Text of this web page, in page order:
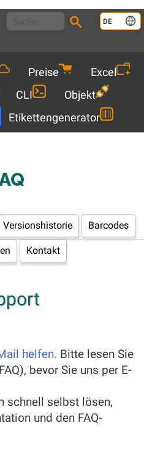
DE
Preise
Excel
CLI
Objekt
Etikettengenerator
Versionshistorie Barcodes
Kontakt
helfen. Bitte lesen Sie
bevor Sie uns per E-
schnell selbst lösen,
und den FAQ-